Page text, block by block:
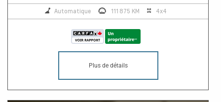
Automatique 111 875 KM 4x4
Plus de détails